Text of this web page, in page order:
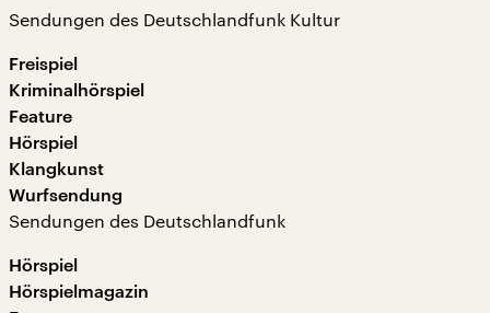
Sendungen des Deutschlandfunk Kultur
Freispiel
Kriminalhörspiel
Feature
Hörspiel
Klangkunst
Wurfsendung
Sendungen des Deutschlandfunk
Hörspiel
Hörspielmagazin